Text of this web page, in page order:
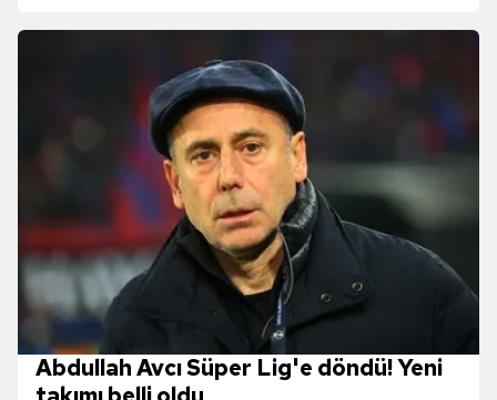
Abdullah Avcı Süper Lig'e döndü! Yeni